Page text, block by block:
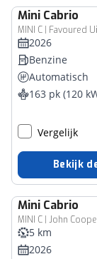
Mini Cabrio
MINI C | Favoured
2026
Benzine
Automatisch
163 pk (120
Vergelijk
Bekijk
Mini Cabrio
MINI C | John
5 km
2026